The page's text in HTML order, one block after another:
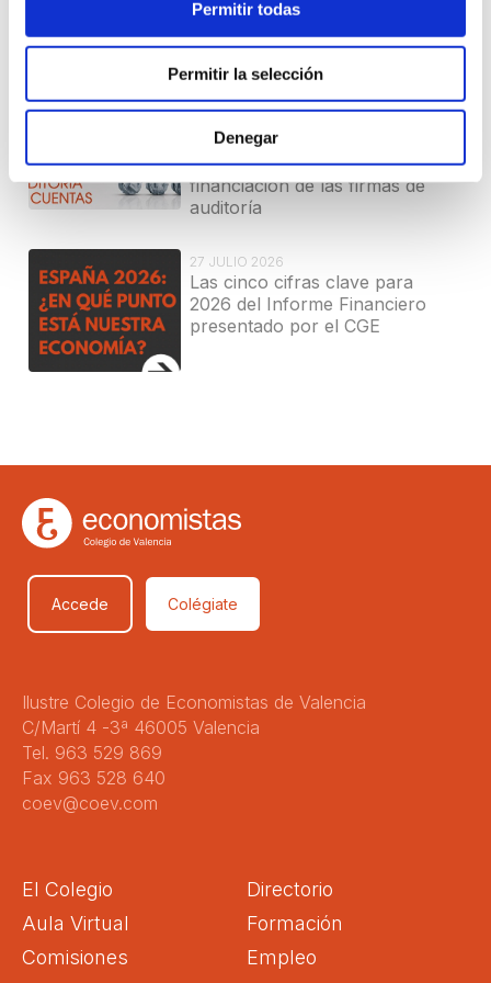
Permitir todas
Permitir la selección
Denegar
Noticias relacionadas
27 JULIO 2026
El CGE presenta la nueva guía
para impulsar el crecimiento
sostenible y las vías de
financiación de las firmas de
auditoría
27 JULIO 2026
Las cinco cifras clave para
2026 del Informe Financiero
presentado por el CGE
Accede Colégiate
Ilustre Colegio de Economistas de Valencia
C/Martí 4 -3ª 46005 Valencia
Tel. 963 529 869
Fax 963 528 640
coev@coev.com
El Colegio
Directorio
Aula Virtual
Formación
Comisiones
Empleo